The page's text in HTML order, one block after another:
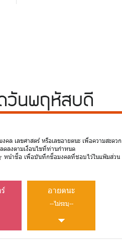
วันพฤหัสบดี
คล เลขศาสตร์ หรือเลขอายตนะ เพื่อความสะดวก
ดลงตามเงื่อนไขที่ท่านกำหนด
หน้าชื่อ เพื่อบันทึกชื่อมงคลที่ชอบไว้ในแฟ้มส่วน
อายตนะ
--ไม่ระบุ--